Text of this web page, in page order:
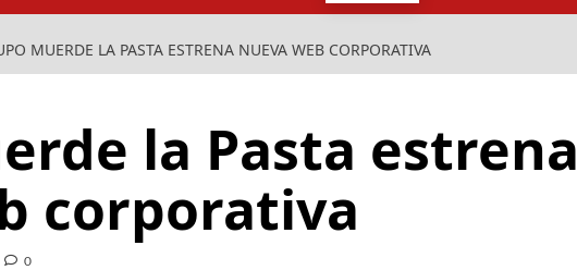
MUERDE LA PASTA ESTRENA NUEVA WEB CORPORATIVA
la Pasta estrena
corporativa
0